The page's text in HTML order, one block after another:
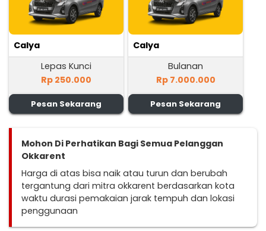
Calya
Lepas Kunci
Rp 250.000
Pesan Sekarang
Calya
Bulanan
Rp 7.000.000
Pesan Sekarang
Mohon Di Perhatikan Bagi Semua Pelanggan
Okkarent
Harga di atas bisa naik atau turun dan berubah
tergantung dari mitra okkarent berdasarkan kota
waktu durasi pemakaian jarak tempuh dan lokasi
penggunaan